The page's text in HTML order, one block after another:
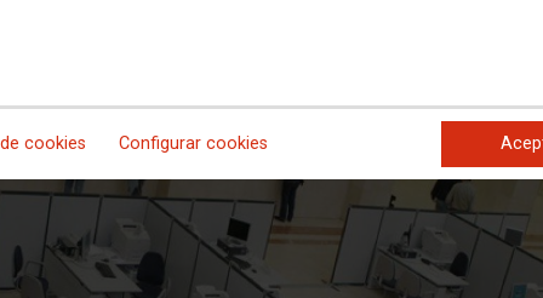
cookies Configurar cookies